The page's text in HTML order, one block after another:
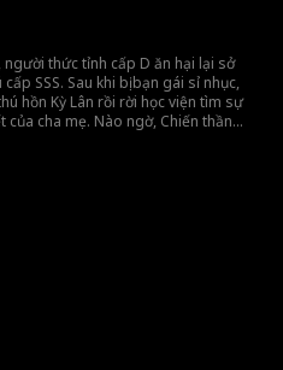
người thức tỉnh cấp D ăn hại lại sở
SSS. Sau khi bị bạn gái sỉ nhục,
hồn Kỳ Lân rồi rời học viện tìm sự
của cha mẹ. Nào ngờ, Chiến thần